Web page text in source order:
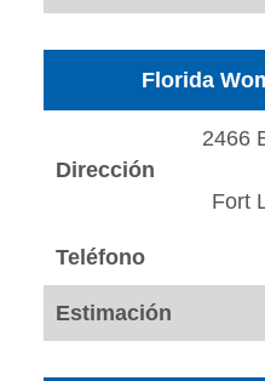
Florida
Dirección
2466
Fort
Teléfono
Estimación